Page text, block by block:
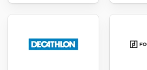
productos de alta calidad a
marca fomenta una relación de
valora el estilo, la calidad y la